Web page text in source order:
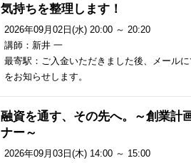
気持ちを整理します！
2026年09月02日(水) 20:00 ～ 20:20
講師：新井 一
最寄駅：ご入金いただきました後、メール
をお知らせします。
融資を通す、その先へ。～創業計
ナー～
2026年09月03日(木) 14:00 ～ 15:00